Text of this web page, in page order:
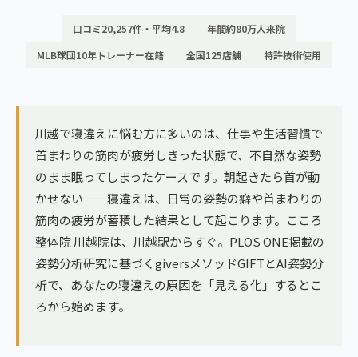
ゴルフ
ヨガ・ピラティス
広島エリア（4院）
鹿児島エリア（3院）
→ エリア一覧（全11エリア）
口コミ20,257件・平均4.8
年間約80万人来院
MLB球団10年トレーナー在籍
全国125店舗 特許技術使用
川越で寝違えに悩む方に多いのは、仕事や生活習慣で
首まわりの筋肉が疲労しきった状態で、不自然な姿勢
のまま眠ってしまったケースです。朝起きたら首が動
かせない——寝違えは、日常の姿勢の癖や首まわりの
筋肉の疲労が蓄積した結果として起こります。こころ
整体院 川越院は、川越駅からすぐ。PLOS ONE掲載の
姿勢分析研究に基づくgiversメソッドGIFTとAI姿勢分
析で、あなたの寝違えの原因を「見える化」するとこ
ろから始めます。